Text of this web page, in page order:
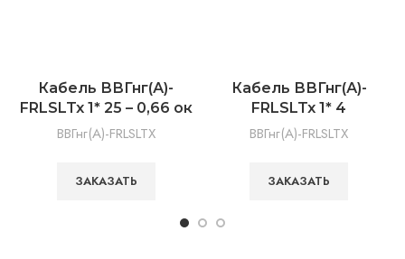
Кабель ВВГнг(А)-
FRLSLTx 1* 25 – 0,66 ок
ВВГнг(А)-FRLSLTX
ЗАКАЗАТЬ
Кабель ВВГнг(А)-
FRLSLTx 1* 4
ВВГнг(А)-FRLSLTX
ЗАКАЗАТЬ